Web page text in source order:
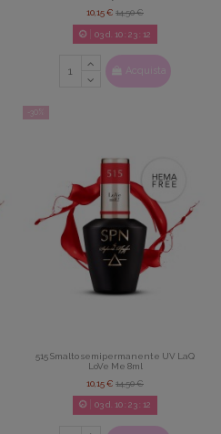
10,15 € 14,50 €
03d. 10: 23: 08
Acquista
-30%
515 Smalto semipermanente UV LaQ
LoVe Me 8ml
10,15 € 14,50 €
03d. 10: 23: 08